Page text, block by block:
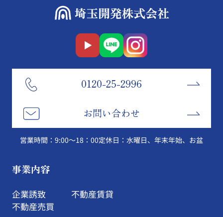
0120-25-2996
お問い合わせ
営業時間：9:00～18：00定休日：水曜日、年末年始、お盆
事業内容
企業誘致
不動産売買
不動産賃貸